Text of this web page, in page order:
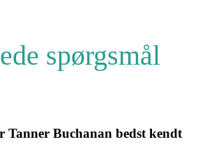
spørgsmål
Tanner Buchanan bedst kendt